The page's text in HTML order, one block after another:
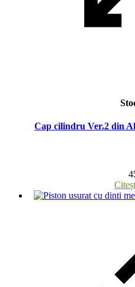
Cap cilindru Ver.2 din